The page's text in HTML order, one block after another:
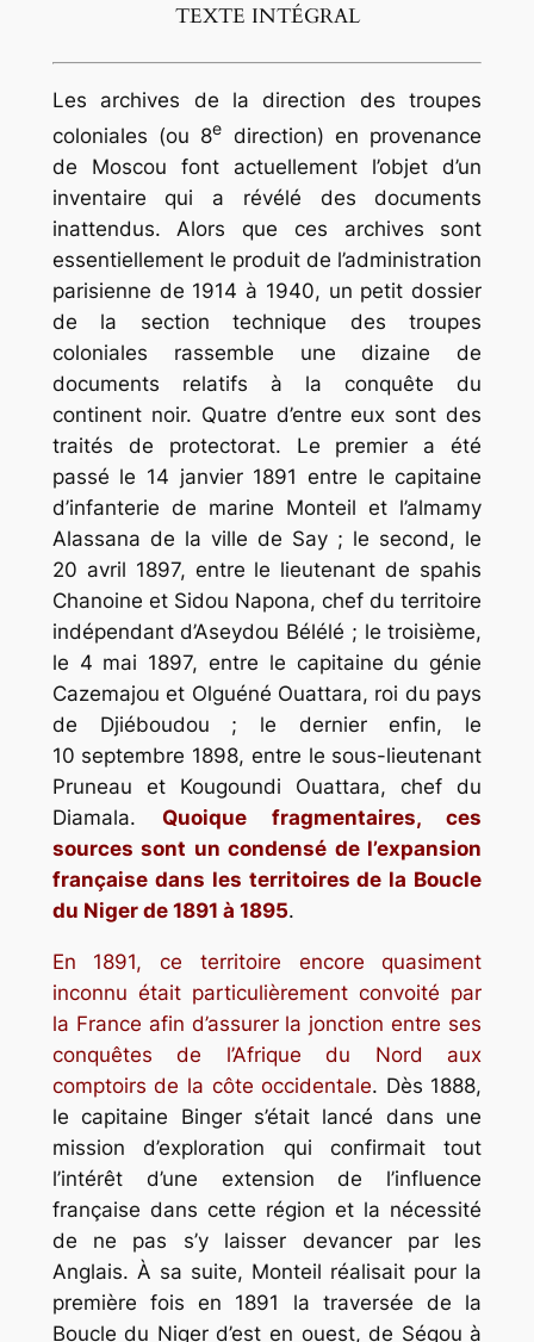
TEXTE INTÉGRAL
Les archives de la direction des troupes
coloniales (ou 8e direction) en provenance
de Moscou font actuellement l’objet d’un
inventaire qui a révélé des documents
inattendus. Alors que ces archives sont
essentiellement le produit de l’administration
parisienne de 1914 à 1940, un petit dossier
de la section technique des troupes
coloniales rassemble une dizaine de
documents relatifs à la conquête du
continent noir. Quatre d’entre eux sont des
traités de protectorat. Le premier a été
passé le 14 janvier 1891 entre le capitaine
d’infanterie de marine Monteil et l’almamy
Alassana de la ville de Say ; le second, le
20 avril 1897, entre le lieutenant de spahis
Chanoine et Sidou Napona, chef du territoire
indépendant d’Aseydou Bélélé ; le troisième,
le 4 mai 1897, entre le capitaine du génie
Cazemajou et Olguéné Ouattara, roi du pays
de Djiéboudou ; le dernier enfin, le
10 septembre 1898, entre le sous-lieutenant
Pruneau et Kougoundi Ouattara, chef du
Diamala. Quoique fragmentaires, ces
sources sont un condensé de l’expansion
française dans les territoires de la Boucle
du Niger de 1891 à 1895.
En 1891, ce territoire encore quasiment
inconnu était particulièrement convoité par
la France afin d’assurer la jonction entre ses
conquêtes de l’Afrique du Nord aux
comptoirs de la côte occidentale. Dès 1888,
le capitaine Binger s’était lancé dans une
mission d’exploration qui confirmait tout
l’intérêt d’une extension de l’influence
française dans cette région et la nécessité
de ne pas s’y laisser devancer par les
Anglais. À sa suite, Monteil réalisait pour la
première fois en 1891 la traversée de la
Boucle du Niger d’est en ouest, de Ségou à